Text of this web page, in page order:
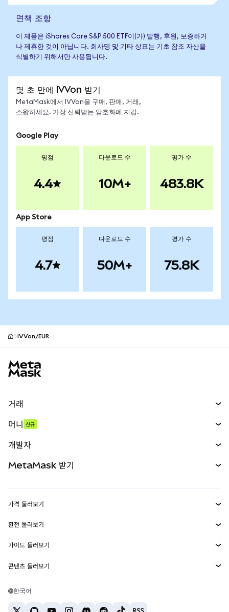
면책 조항
이 제품은 iShares Core S&P 500 ETF이(가) 발행, 후원, 보증하거
나 제휴한 것이 아닙니다. 회사명 및 기타 상표는 기초 참조 자산을
식별하기 위해서만 사용됩니다.
몇 초 만에 IVVon 받기
MetaMask에서 IVVon을 구매, 판매, 거래,
스왑하세요. 가장 신뢰받는 암호화폐 지갑.
Google Play
평점
4.4
다운로드 수
10M+
평가 수
483.8K
App Store
평점
4.7
다운로드 수
50M+
평가 수
75.8K
IVVon/EUR
거래
무기한 선물
실물자산
머니 신규
개발자
MetaMask Connect
Snaps
웹3 서비스
MetaMask 받기
보안
고객 지원
채용
가격 둘러보기
이더리움 가격
솔라나 가격
테더 가격
환전 둘러보기
ETH를 USD로 환전
USDT를 INR로 환전
BTC를 INR로 환전
ETH를 USDT로 환전
가이드 둘러보기
ETH 매수
콘텐츠 둘러보기
솔라나 지갑
한국어